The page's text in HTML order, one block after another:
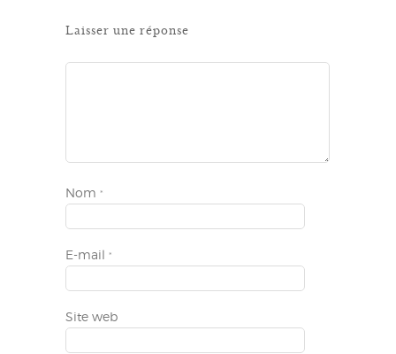
Laisser une réponse
Nom *
E-mail *
Site web